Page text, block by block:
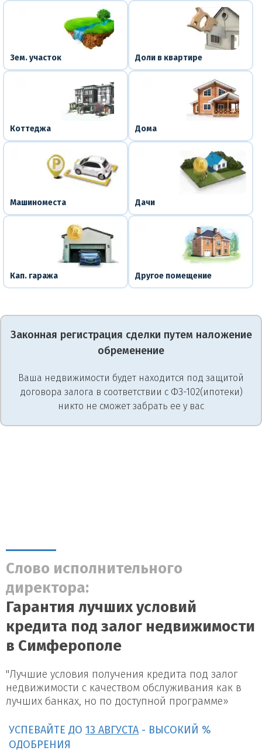
Зем. участок Доли в квартире
Коттеджа Дома
Машиноместа Дачи
Кап. гаража Другое помещение
Законная регистрация сделки путем наложение
обременение
Ваша недвижимости будет находится под защитой
договора залога в соответствии с ФЗ-102(ипотеки)
никто не сможет забрать ее у вас
Слово исполнительного
директора:
Гарантия лучших условий
кредита под залог недвижимости
в Симферополе
"Лучшие условия получения кредита под залог
недвижимости с качеством обслуживания как в
лучших банках, но по доступной программе»
УСПЕВАЙТЕ ДО 13 АВГУСТА - ВЫСОКИЙ %
ОДОБРЕНИЯ